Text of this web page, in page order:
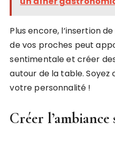
Plus encore, l’insertion
de vos proches peut
sentimentale et créer
autour de la table.
votre personnalité !
Créer